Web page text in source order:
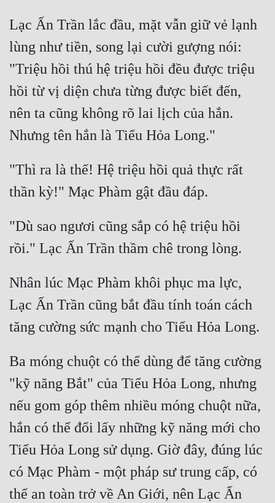
Đông Phương
Đông Phương Huyền Huyễn
Cẩu Đạo Trường Sinh
Truyện Nam
Vô Địch Lưu
Xây Dựng Thế Lực
Đam Mỹ
Đẹp
Đẹp Hiệp
Tính Cách Nhân Vật :
Cơ Trí
Sát Phạt Quyết Đoán
Vô Sỉ
Điềm Đạm
Lạc Ấn Trần lắc đầu, mặt vẫn giữ vẻ lạnh
lùng như tiền, song lại cười gượng nói:
"Triệu hồi thú hệ triệu hồi đều được triệu
hồi từ vị diện chưa từng được biết đến,
nên ta cũng không rõ lai lịch của hắn.
"Thì ra là thế! Hệ triệu hồi quả thực rất
"Dù sao ngươi cũng sắp có hệ triệu hồi
Nhân lúc Mạc Phàm khôi phục ma lực,
Lạc Ấn Trần cũng bắt đầu tính toán cách
Ba móng chuột có thể dùng để tăng cường
"kỹ năng Bắt" của Tiểu Hỏa Long, nhưng
nếu gom góp thêm nhiều móng chuột nữa,
hắn có thể đổi lấy những kỹ năng mới cho
Tiểu Hỏa Long sử dụng. Giờ đây, đúng lúc
có Mạc Phàm - một pháp sư trung cấp, có
thể an toàn trở về An Giới, nên Lạc Ấn